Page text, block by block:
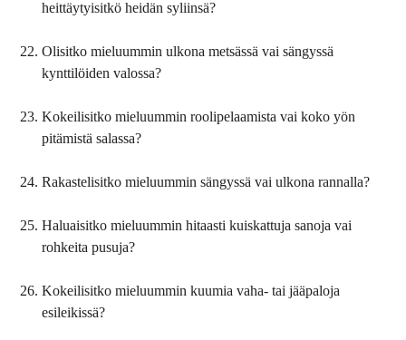
heittäytyisitkö heidän syliinsä?
Olisitko mieluummin ulkona metsässä vai sängyssä
kynttilöiden valossa?
Kokeilisitko mieluummin roolipelaamista vai koko yön
pitämistä salassa?
Rakastelisitko mieluummin sängyssä vai ulkona rannalla?
Haluaisitko mieluummin hitaasti kuiskattuja sanoja vai
rohkeita pusuja?
Kokeilisitko mieluummin kuumia vaha- tai jääpaloja
esileikissä?